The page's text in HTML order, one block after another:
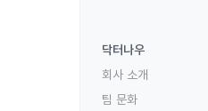
닥터나우
회사 소개
팀 문화